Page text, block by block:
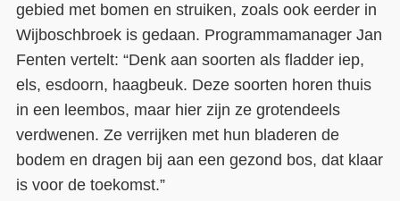
gebied met bomen en struiken, zoals ook eerder in
Wijboschbroek is gedaan. Programmamanager Jan
Fenten vertelt: “Denk aan soorten als fladder iep,
els, esdoorn, haagbeuk. Deze soorten horen thuis
in een leembos, maar hier zijn ze grotendeels
verdwenen. Ze verrijken met hun bladeren de
bodem en dragen bij aan een gezond bos, dat klaar
is voor de toekomst.”